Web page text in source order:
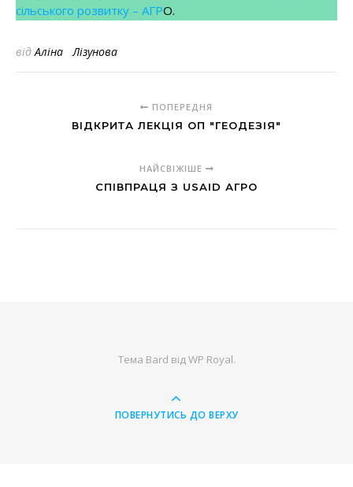
сільського розвитку – АГРО.
відАліна Лізунова
ПОПЕРЕДНЯ
ВІДКРИТА ЛЕКЦІЯ ОП "ГЕОДЕЗІЯ"
НАЙСВІЖІШЕ
СПІВПРАЦЯ З USAID АГРО
Тема Bard відWP Royal.
ПОВЕРНУТИСЬ ДО ВЕРХУ